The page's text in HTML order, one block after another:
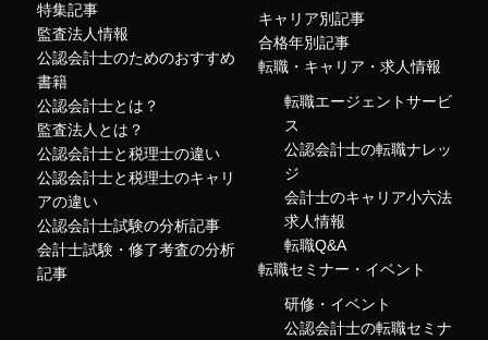
特集記事
監査法人情報
公認会計士のためのおすすめ
書籍
公認会計士とは？
監査法人とは？
公認会計士と税理士の違い
公認会計士と税理士のキャリ
アの違い
公認会計士試験の分析記事
会計士試験・修了考査の分析
記事
キャリア別記事
合格年別記事
転職・キャリア・求人情報
転職エージェントサービ
ス
公認会計士の転職ナレッ
ジ
会計士のキャリア小六法
求人情報
転職Q&A
転職セミナー・イベント
研修・イベント
公認会計士の転職セミナ